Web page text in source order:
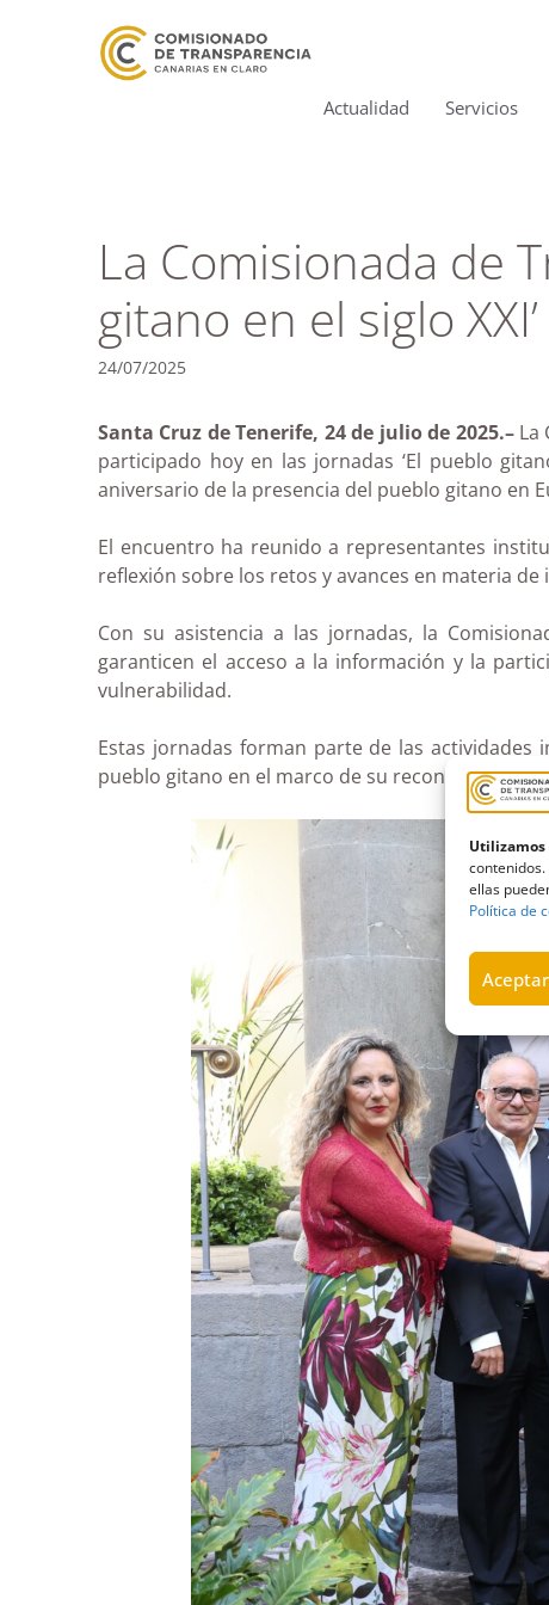
Utilizamos
ellas
Política de
Actualidad Servicios
La Comisionada de
gitano en el siglo XXI’
24/07/2025
Santa Cruz de Tenerife, 24 de julio de 2025.–La
participado hoy en las jornadas ‘El pueblo
aniversario de la presencia del pueblo gitano en
El encuentro ha reunido a representantes
reflexión sobre los retos y avances en materia
Con su asistencia a las jornadas, la
garanticen el acceso a la información y la
vulnerabilidad.
Estas jornadas forman parte de las
pueblo gitano en el marco de su reconocimiento